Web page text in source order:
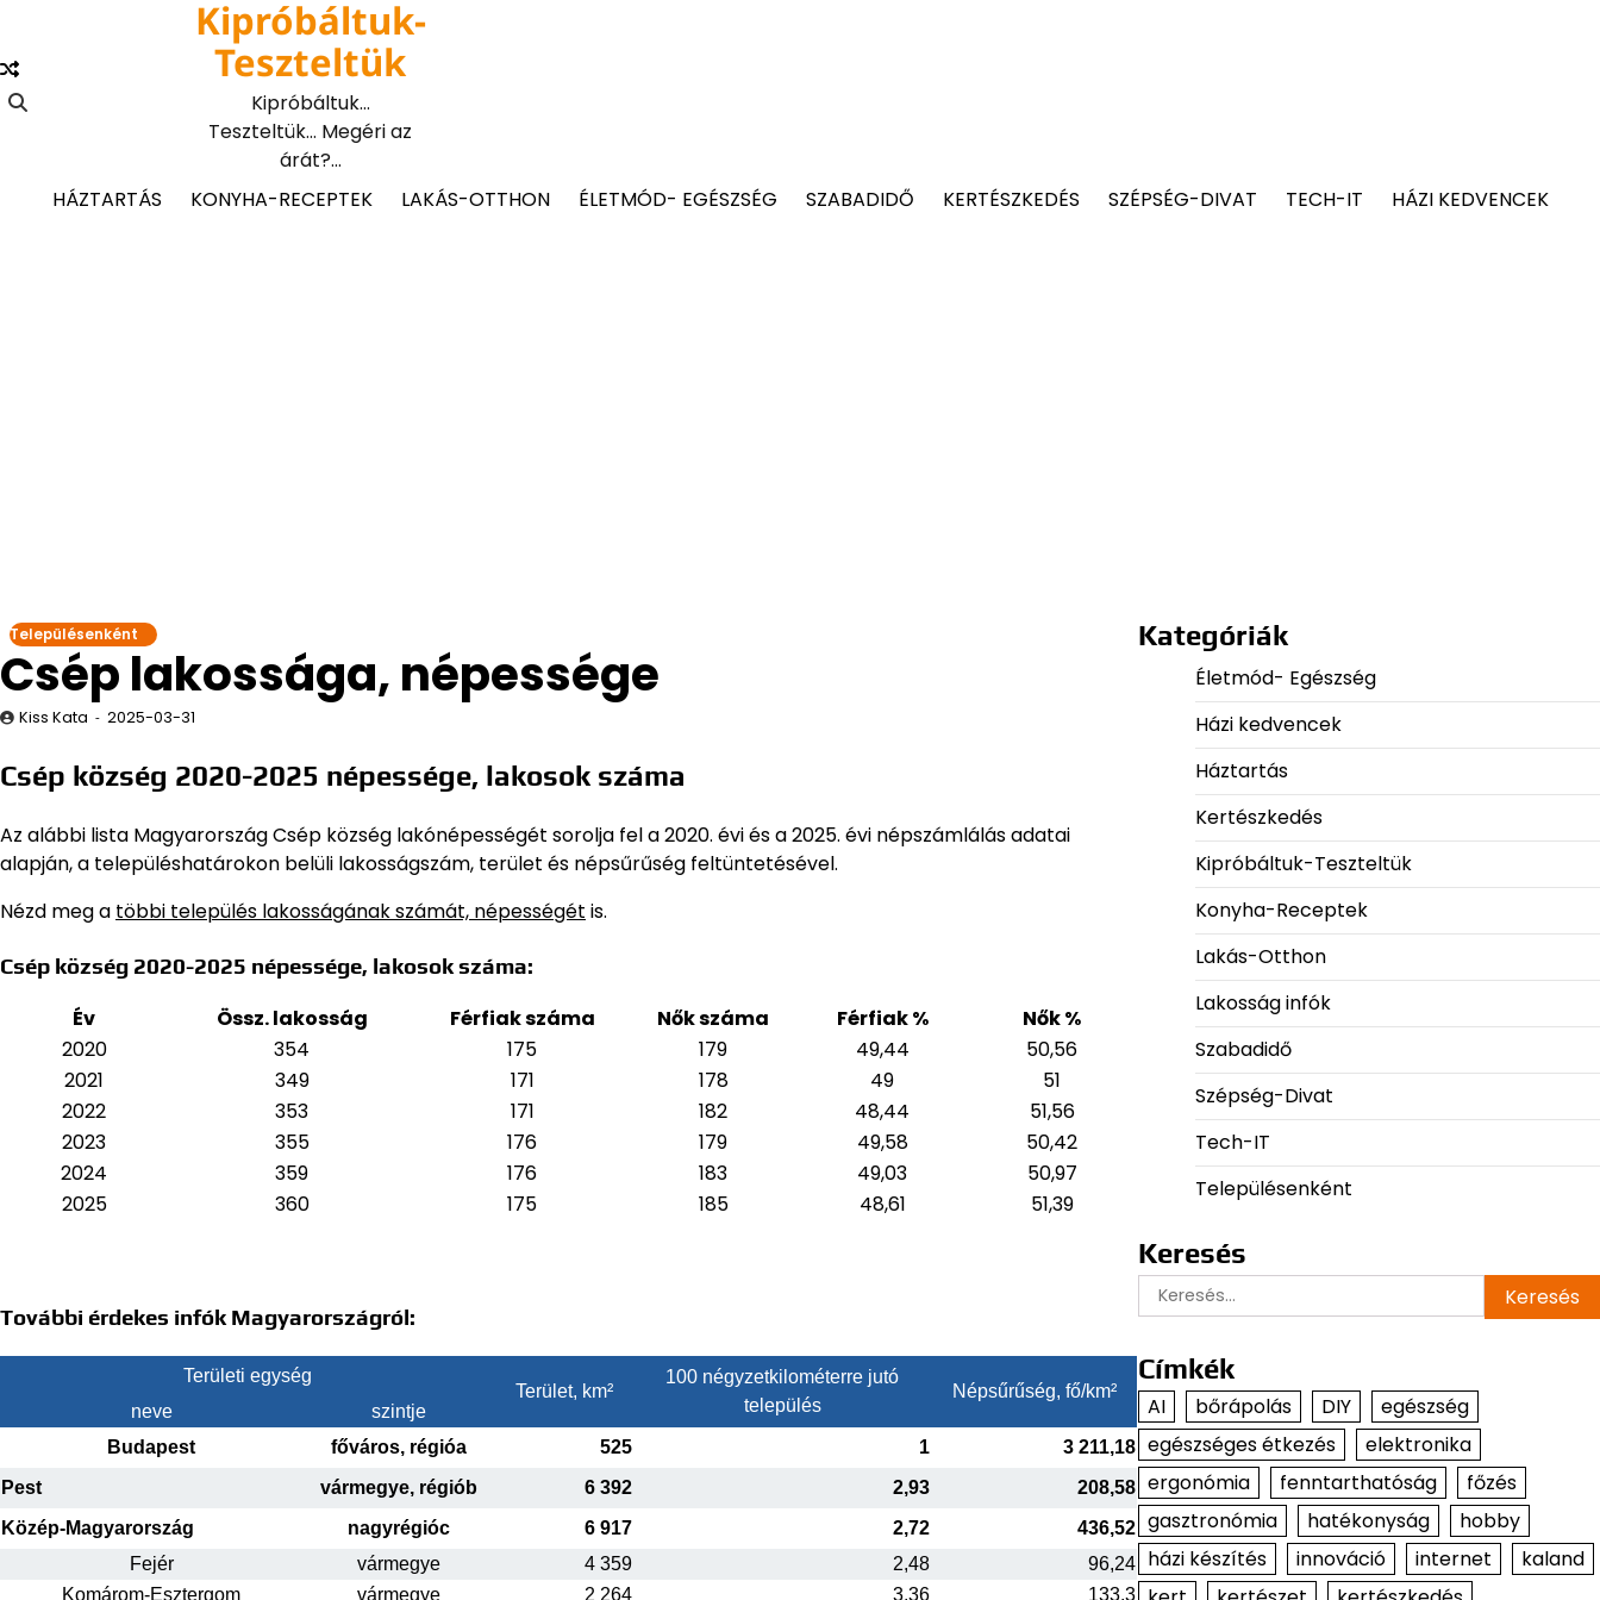
content
Kipróbáltuk-
Teszteltük
Kipróbáltuk…
Teszteltük… Megéri az
árát?…
HÁZTARTÁS
KONYHA-RECEPTEK LAKÁS-OTTHON ÉLETMÓD- EGÉSZSÉG SZABADIDŐ KERTÉSZKEDÉS SZÉPSÉG-DIVAT TECH-IT HÁZI KEDVENCEK
Településenként
Csép lakossága, népessége
Kiss Kata 2025-03-31
Csép község 2020-2025 népessége, lakosok száma
Az alábbi lista Magyarország Csép község lakónépességét sorolja fel a 2020. évi és a 2025. évi népszámlálás adatai
alapján,a településhatárokon belüli lakosságszám, terület és népsűrűség feltüntetésével.
Nézd meg a többi település lakosságának számát, népességét is.
Csép község 2020-2025 népessége, lakosok száma:
Év Össz. lakosság Férfiak száma Nők száma Férfiak %
Nők %
2020
354 175 179 49,44
50,56
2021
349 171 178 49
51
2022
353 171 182 48,44
51,56
2023
355 176 179 49,58
50,42
2024
359 176 183 49,03
50,97
2025
360 175 185 48,61 51,39
További érdekes infók Magyarországról:
Területi egység
Terület, km²
100 négyzetkilométerre jutó
település
Népsűrűség, fő/km²
neve
szintje
Budapest
főváros, régióa 525 1
3 211,18
Pest
vármegye, régiób 6 392 2,93
208,58
Közép-Magyarország
nagyrégióc 6 917 2,72
436,52
Fejér
vármegye 4 359 2,48
96,24
Komárom-Esztergom
vármegye 2 264 3,36 133,3
Kategóriák
Életmód- Egészség
Házi kedvencek
Háztartás
Kertészkedés
Kipróbáltuk-Teszteltük
Konyha-Receptek
Lakás-Otthon
Lakosság infók
Szabadidő
Szépség-Divat
Tech-IT
Településenként
Keresés
Keresés:
Címkék
AI bőrápolás DIY
egészség
egészséges étkezés
elektronika
ergonómia
fenntarthatóság
főzés
gasztronómia
hatékonyság
hobby
házi készítés
innováció internet
kaland